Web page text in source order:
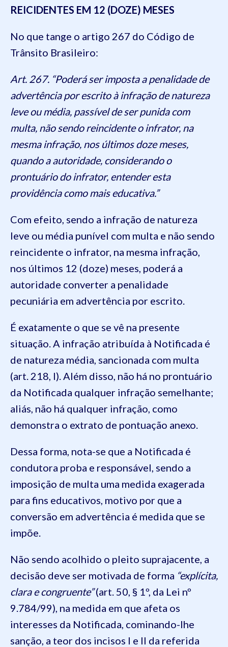
REICIDENTES EM 12 (DOZE) MESES
No que tange o artigo 267 do Código de
Trânsito Brasileiro:
Art. 267. “Poderá ser imposta a penalidade de
advertência por escrito à infração de natureza
leve ou média, passível de ser punida com
multa, não sendo reincidente o infrator, na
mesma infração, nos últimos doze meses,
quando a autoridade, considerando o
prontuário do infrator, entender esta
providência como mais educativa.”
Com efeito, sendo a infração de natureza
leve ou média punível com multa e não sendo
reincidente o infrator, na mesma infração,
nos últimos 12 (doze) meses, poderá a
autoridade converter a penalidade
pecuniária em advertência por escrito.
É exatamente o que se vê na presente
situação. A infração atribuída à Notificada é
de natureza média, sancionada com multa
(art. 218, I). Além disso, não há no prontuário
da Notificada qualquer infração semelhante;
aliás, não há qualquer infração, como
demonstra o extrato de pontuação anexo.
Dessa forma, nota-se que a Notificada é
condutora proba e responsável, sendo a
imposição de multa uma medida exagerada
para fins educativos, motivo por que a
conversão em advertência é medida que se
impõe.
Não sendo acolhido o pleito suprajacente, a
decisão deve ser motivada de forma “explícita,
clara e congruente”(art. 50, § 1º, da Lei nº
9.784/99), na medida em que afeta os
interesses da Notificada, cominando-lhe
sanção, a teor dos incisos I e II da referida